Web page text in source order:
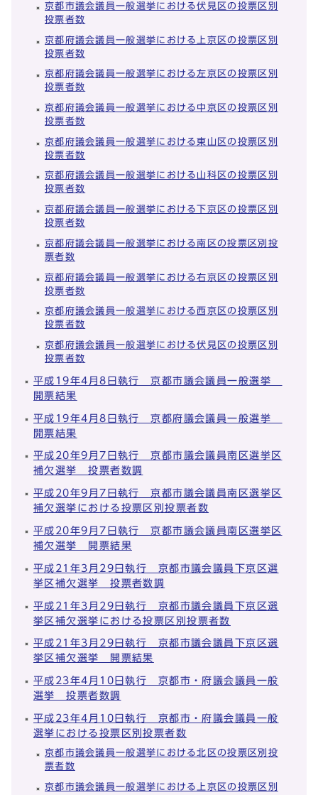
京都市議会議員一般選挙における伏見区の投票区別
投票者数
京都府議会議員一般選挙における上京区の投票区別
投票者数
京都府議会議員一般選挙における左京区の投票区別
投票者数
京都府議会議員一般選挙における中京区の投票区別
投票者数
京都府議会議員一般選挙における東山区の投票区別
投票者数
京都府議会議員一般選挙における山科区の投票区別
投票者数
京都府議会議員一般選挙における下京区の投票区別
投票者数
京都府議会議員一般選挙における南区の投票区別投
票者数
京都府議会議員一般選挙における右京区の投票区別
投票者数
京都府議会議員一般選挙における西京区の投票区別
投票者数
京都府議会議員一般選挙における伏見区の投票区別
投票者数
平成19年4月8日執行 京都市議会議員一般選挙
開票結果
平成19年4月8日執行 京都府議会議員一般選挙
開票結果
平成20年9月7日執行 京都市議会議員南区選挙区
補欠選挙 投票者数調
平成20年9月7日執行 京都市議会議員南区選挙区
補欠選挙における投票区別投票者数
平成20年9月7日執行 京都市議会議員南区選挙区
補欠選挙 開票結果
平成21年3月29日執行 京都市議会議員下京区選
挙区補欠選挙 投票者数調
平成21年3月29日執行 京都市議会議員下京区選
挙区補欠選挙における投票区別投票者数
平成21年3月29日執行 京都市議会議員下京区選
挙区補欠選挙 開票結果
平成23年4月10日執行 京都市・府議会議員一般
選挙 投票者数調
平成23年4月10日執行 京都市・府議会議員一般
選挙における投票区別投票者数
京都市議会議員一般選挙における北区の投票区別投
票者数
京都市議会議員一般選挙における上京区の投票区別